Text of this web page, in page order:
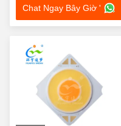
Chat Ngay Bây Giờ '